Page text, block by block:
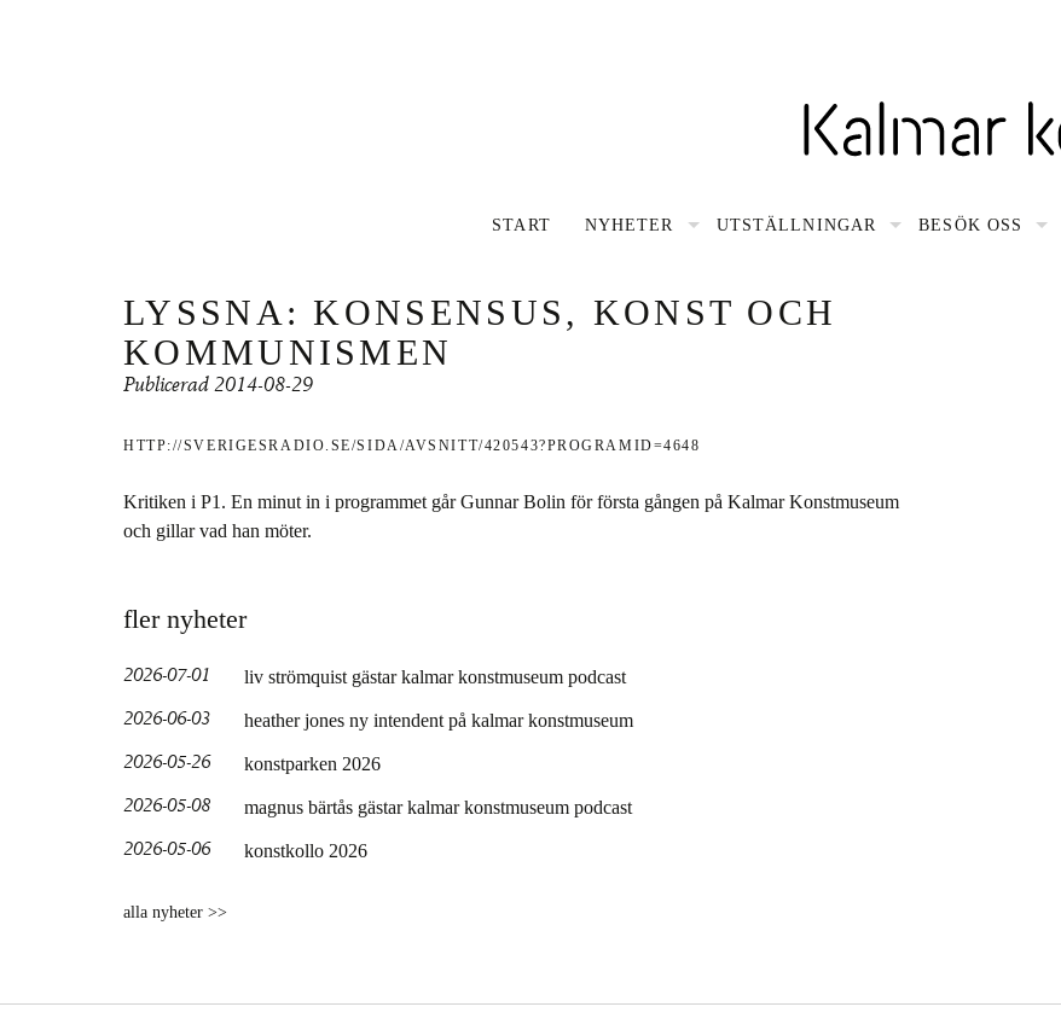
START NYHETER UTSTÄLLNINGAR BESÖK OSS
LYSSNA: KONSENSUS, KONST OCH
KOMMUNISMEN
Publicerad 2014-08-29
HTTP://SVERIGESRADIO.SE/SIDA/AVSNITT/420543?PROGRAMID=4648
Kritiken i P1. En minut in i programmet går Gunnar Bolin för första gången på Kalmar Konstmuseum
och gillar vad han möter.
fler nyheter
2026-07-01 liv strömquist gästar kalmar konstmuseum podcast
2026-06-03 heather jones ny intendent på kalmar konstmuseum
2026-05-26 konstparken 2026
2026-05-08 magnus bärtås gästar kalmar konstmuseum podcast
2026-05-06 konstkollo 2026
alla nyheter >>